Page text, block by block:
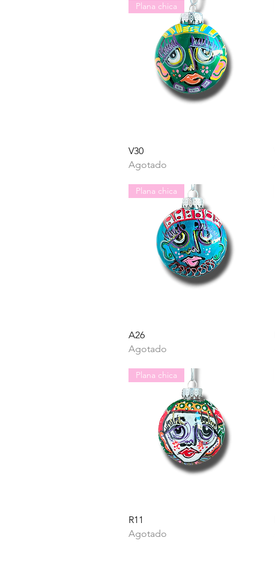
Plana chica
V30
Agotado
Plana chica
A26
Agotado
Plana chica
R11
Agotado